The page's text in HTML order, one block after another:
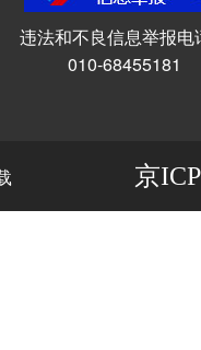
违法和不良信息举报电
010-68455181
京